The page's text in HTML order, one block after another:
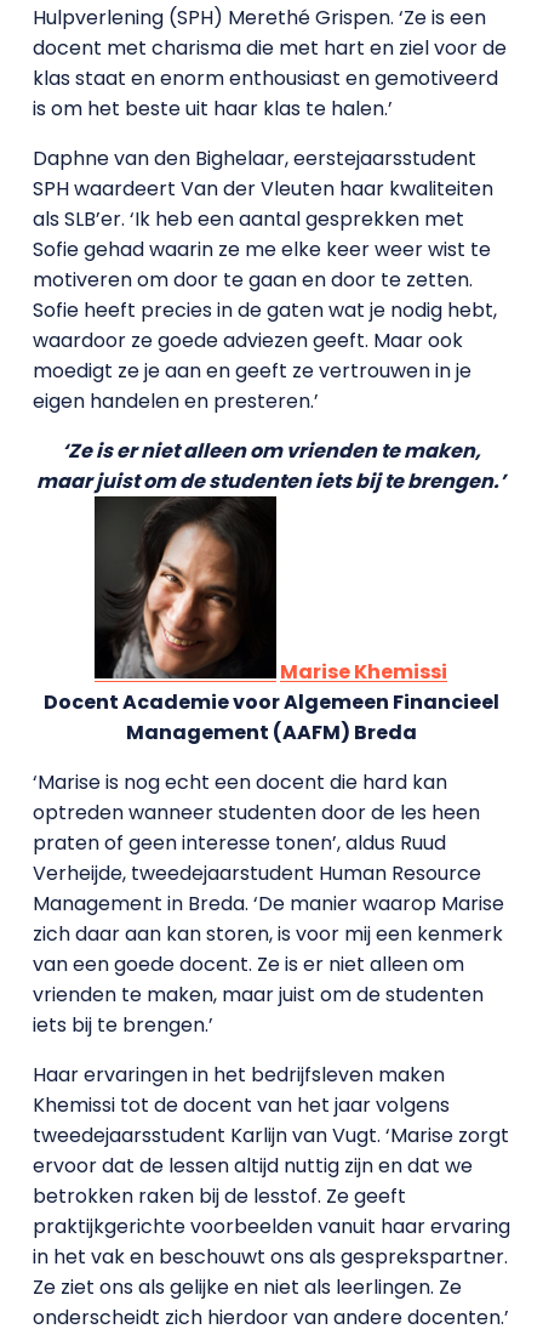
Hulpverlening (SPH) Merethé Grispen. ‘Ze is een
docent met charisma die met hart en ziel voor de
klas staat en enorm enthousiast en gemotiveerd
is om het beste uit haar klas te halen.’
Daphne van den Bighelaar, eerstejaarsstudent
SPH waardeert Van der Vleuten haar kwaliteiten
als SLB’er. ‘Ik heb een aantal gesprekken met
Sofie gehad waarin ze me elke keer weer wist te
motiveren om door te gaan en door te zetten.
Sofie heeft precies in de gaten wat je nodig hebt,
waardoor ze goede adviezen geeft. Maar ook
moedigt ze je aan en geeft ze vertrouwen in je
eigen handelen en presteren.’
‘Ze is er niet alleen om vrienden te maken,
maar juist om de studenten iets bij te brengen.’
Marise Khemissi
Docent Academie voor Algemeen Financieel
Management (AAFM) Breda
‘Marise is nog echt een docent die hard kan
optreden wanneer studenten door de les heen
praten of geen interesse tonen’, aldus Ruud
Verheijde, tweedejaarstudent Human Resource
Management in Breda. ‘De manier waarop Marise
zich daar aan kan storen, is voor mij een kenmerk
van een goede docent. Ze is er niet alleen om
vrienden te maken, maar juist om de studenten
iets bij te brengen.’
Haar ervaringen in het bedrijfsleven maken
Khemissi tot de docent van het jaar volgens
tweedejaarsstudent Karlijn van Vugt. ‘Marise zorgt
ervoor dat de lessen altijd nuttig zijn en dat we
betrokken raken bij de lesstof. Ze geeft
praktijkgerichte voorbeelden vanuit haar ervaring
in het vak en beschouwt ons als gesprekspartner.
Ze ziet ons als gelijke en niet als leerlingen. Ze
onderscheidt zich hierdoor van andere docenten.’